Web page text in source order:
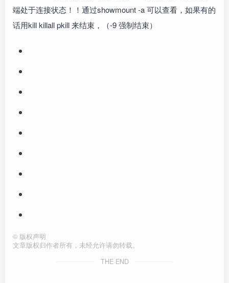
端处于连接状态！！通过showmount -a 可以查看，如果有的
话用kill killall pkill 来结束，（-9 强制结束）
© 版权声明
文章版权归作者所有，未经允许请勿转载。
THE END